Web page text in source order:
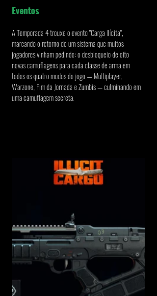
Eventos
A Temporada 4 trouxe o evento "Carga Ilícita",
marcando o retorno de um sistema que muitos
jogadores vinham pedindo: o desbloqueio de oito
novas camuflagens para cada classe de arma em
todos os quatro modos do jogo — Multiplayer,
Warzone, Fim da Jornada e Zumbis — culminando em
uma camuflagem secreta.